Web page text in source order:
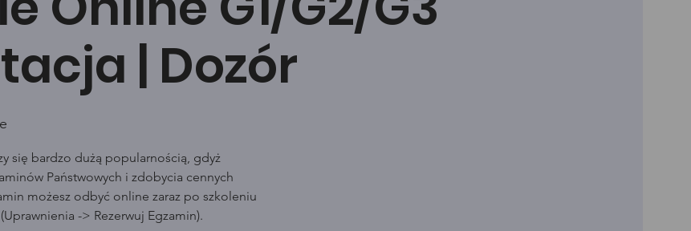
| Dozór
się bardzo dużą popularnością, gdyż
Państwowych i zdobycia cennych
możesz odbyć online zaraz po szkoleniu
-> Rezerwuj Egzamin).